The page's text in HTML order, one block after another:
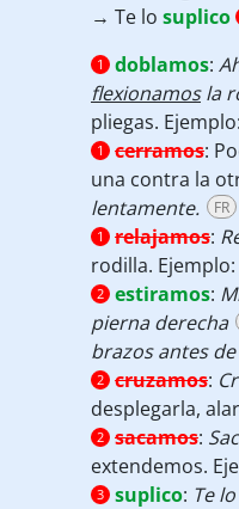
→ Te lo suplico
1 doblamos:
flexionamosla
pliegas. Ejemplo:
1 cerramos:
una contra la
lentamente.
FR
1 relajamos:
rodilla. Ejemplo:
2 estiramos:
pierna derecha
brazos antes
2 cruzamos:
desplegarla,
2 sacamos:
extendemos.
3 suplico: Te lo